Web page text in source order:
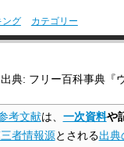
ング カテゴリー
出典: フリー百科事典『
考文献は、 一次資料や
者情報源とされる出典